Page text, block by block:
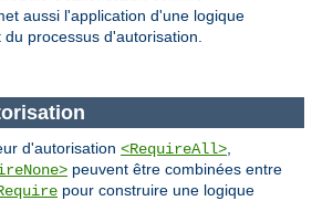
aussi l'application d'une logique
processus d'autorisation.
d'autorisation <RequireAll>,
peuvent être combinées entre
pour construire une logique